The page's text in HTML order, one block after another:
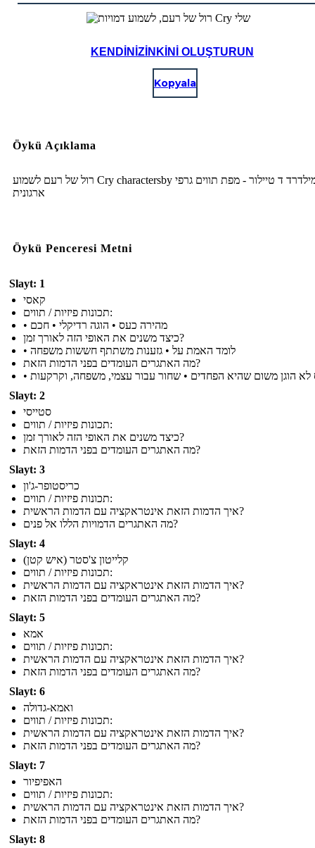
KENDINIZINKINI OLUŞTURUN
Kopyala
Öykü Açıklama
רול של רעם לשמוע Cry charactersby שלי מילדרד ד טיילור - מפת תווים גרפי
ארגונית
Öykü Penceresi Metni
Slayt: 1
קאסי
תכונות פיזיות / תווים:
• מהירה כעס • הוגה רדיקלי • חכם
כיצד משנים את האופי הזה לאורך זמן?
• לומד האמת על • גזענות משתתף חששות משפחה
מה האתגרים העומדים בפני הדמות הזאת?
לא הוגן משום שהיא הפחדים • שחור עבור עצמי, משפחה, וקרקעות
Slayt: 2
סטייסי
תכונות פיזיות / תווים:
כיצד משנים את האופי הזה לאורך זמן?
מה האתגרים העומדים בפני הדמות הזאת?
Slayt: 3
כריסטופר-ג'ון
תכונות פיזיות / תווים:
איך הדמות הזאת אינטראקציה עם הדמות הראשית?
מה האתגרים הדמויות הללו אל פנים?
Slayt: 4
קלייטון צ'סטר (איש קטן)
תכונות פיזיות / תווים:
איך הדמות הזאת אינטראקציה עם הדמות הראשית?
מה האתגרים העומדים בפני הדמות הזאת?
Slayt: 5
אמא
תכונות פיזיות / תווים:
איך הדמות הזאת אינטראקציה עם הדמות הראשית?
מה האתגרים העומדים בפני הדמות הזאת?
Slayt: 6
ואמא-גדולה
תכונות פיזיות / תווים:
איך הדמות הזאת אינטראקציה עם הדמות הראשית?
מה האתגרים העומדים בפני הדמות הזאת?
Slayt: 7
האפיפיור
תכונות פיזיות / תווים:
איך הדמות הזאת אינטראקציה עם הדמות הראשית?
מה האתגרים העומדים בפני הדמות הזאת?
Slayt: 8